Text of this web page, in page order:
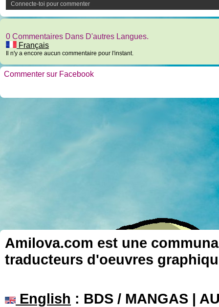
Connecte-toi pour commenter
0 Commentaires Dans D'autres Langues.
Français
Il n'y a encore aucun commentaire pour l'instant.
Commenter sur Facebook
Amilova.com est une
traducteurs d'oeuvres
English : BDS / MANGAS |